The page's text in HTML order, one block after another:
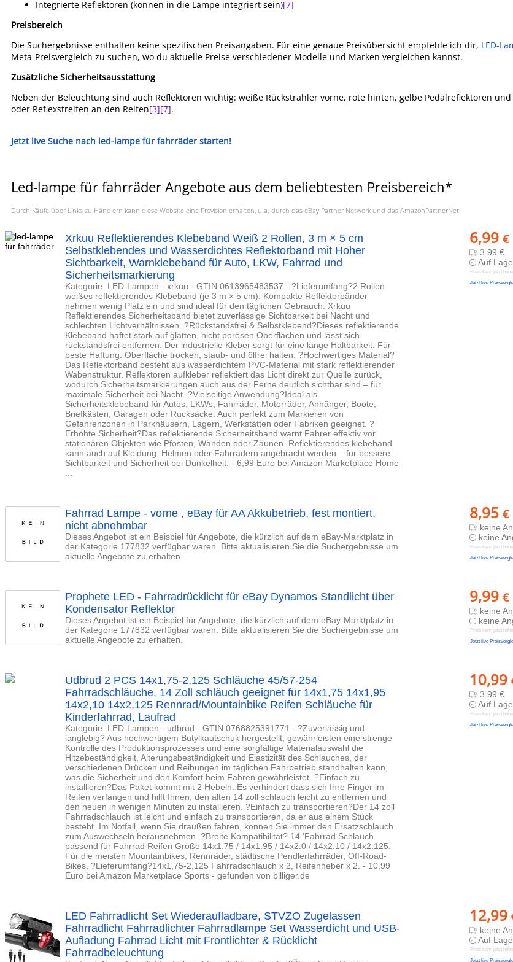
Integrierte Reflektoren (können in die Lampe integriert sein)[7]
Preisbereich
Die Suchergebnisse enthalten keine spezifischen Preisangaben. Für eine genaue Preisübersicht empfehle ich dir, LED-
Meta-Preisvergleich zu suchen, wo du aktuelle Preise verschiedener Modelle und Marken vergleichen kannst.
Zusätzliche Sicherheitsausstattung
Neben der Beleuchtung sind auch Reflektoren wichtig: weiße Rückstrahler vorne, rote hinten, gelbe Pedalreflektoren
oder Reflexstreifen an den Reifen[3][7].
Jetzt live Suche nach led-lampe für fahrräder starten!
Led-lampe für fahrräder Angebote aus dem beliebtesten Preisbereich*
Durch Käufe über Links zu Händlern kann diese Website eine Provision erhalten, u.a. durch das eBay Partner Network und das AmazonPartnerNet
6,99 €
3.99 €
Auf
Preis kann jetzt
Jetzt live
Xrkuu Reflektierendes Klebeband Weiß 2 Rollen, 3 m × 5 cm
Selbstklebendes und Wasserdichtes Reflektorband mit Hoher
Sichtbarkeit, Warnklebeband für Auto, LKW, Fahrrad und
Sicherheitsmarkierung
Kategorie: LED-Lampen - xrkuu - GTIN:0613965483537 - ?Lieferumfang?2 Rollen
weißes reflektierendes Klebeband (je 3 m × 5 cm). Kompakte Reflektorbänder
nehmen wenig Platz ein und sind ideal für den täglichen Gebrauch. Xrkuu
Reflektierendes Sicherheitsband bietet zuverlässige Sichtbarkeit bei Nacht und
schlechten Lichtverhältnissen. ?Rückstandsfrei & Selbstklebend?Dieses reflektierende
Klebeband haftet stark auf glatten, nicht porösen Oberflächen und lässt sich
rückstandsfrei entfernen. Der industrielle Kleber sorgt für eine lange Haltbarkeit. Für
beste Haftung: Oberfläche trocken, staub- und ölfrei halten. ?Hochwertiges Material?
Das Reflektorband besteht aus wasserdichtem PVC-Material mit stark reflektierender
Wabenstruktur. Reflektoren aufkleber reflektiert das Licht direkt zur Quelle zurück,
wodurch Sicherheitsmarkierungen auch aus der Ferne deutlich sichtbar sind – für
maximale Sicherheit bei Nacht. ?Vielseitige Anwendung?Ideal als
Sicherheitsklebeband für Autos, LKWs, Fahrräder, Motorräder, Anhänger, Boote,
Briefkästen, Garagen oder Rucksäcke. Auch perfekt zum Markieren von
Gefahrenzonen in Parkhäusern, Lagern, Werkstätten oder Fabriken geeignet. ?
Erhöhte Sicherheit?Das reflektierende Sicherheitsband warnt Fahrer effektiv vor
stationären Objekten wie Pfosten, Wänden oder Zäunen. Reflektierendes klebeband
kann auch auf Kleidung, Helmen oder Fahrrädern angebracht werden – für bessere
Sichtbarkeit und Sicherheit bei Dunkelheit. - 6,99 Euro bei Amazon Marketplace Home
8,95 €
keine
keine
Preis kann jetzt
Jetzt live
Fahrrad Lampe - vorne , eBay für AA Akkubetrieb, fest montiert,
nicht abnehmbar
Dieses Angebot ist ein Beispiel für Angebote, die kürzlich auf dem eBay-Marktplatz in
der Kategorie 177832 verfügbar waren. Bitte aktualisieren Sie die Suchergebnisse um
aktuelle Angebote zu erhalten.
9,99 €
keine
keine
Preis kann jetzt
Jetzt live
Prophete LED - Fahrradrücklicht für eBay Dynamos Standlicht über
Kondensator Reflektor
Dieses Angebot ist ein Beispiel für Angebote, die kürzlich auf dem eBay-Marktplatz in
der Kategorie 177832 verfügbar waren. Bitte aktualisieren Sie die Suchergebnisse um
aktuelle Angebote zu erhalten.
10,99
3.99 €
Auf
Preis kann jetzt
Jetzt live
Udbrud 2 PCS 14x1,75-2,125 Schläuche 45/57-254
Fahrradschläuche, 14 Zoll schläuch geeignet für 14x1,75 14x1,95
14x2,10 14x2,125 Rennrad/Mountainbike Reifen Schläuche für
Kinderfahrrad, Laufrad
Kategorie: LED-Lampen - udbrud - GTIN:0768825391771 - ?Zuverlässig und
langlebig? Aus hochwertigem Butylkautschuk hergestellt, gewährleisten eine strenge
Kontrolle des Produktionsprozesses und eine sorgfältige Materialauswahl die
Hitzebeständigkeit, Alterungsbeständigkeit und Elastizität des Schlauches, der
verschiedenen Drücken und Reibungen im täglichen Fahrbetrieb standhalten kann,
was die Sicherheit und den Komfort beim Fahren gewährleistet. ?Einfach zu
installieren?Das Paket kommt mit 2 Hebeln. Es verhindert dass sich Ihre Finger im
Reifen verfangen und hilft Ihnen, den alten 14 zoll schlauch leicht zu entfernen und
den neuen in wenigen Minuten zu installieren. ?Einfach zu transportieren?Der 14 zoll
Fahrradschlauch ist leicht und einfach zu transportieren, da er aus einem Stück
besteht. Im Notfall, wenn Sie draußen fahren, können Sie immer den Ersatzschlauch
zum Auswechseln herausnehmen. ?Breite Kompatibilität? 14 'Fahrrad Schlauch
passend für Fahrrad Reifen Größe 14x1.75 / 14x1.95 / 14x2.0 / 14x2.10 / 14x2.125.
Für die meisten Mountainbikes, Rennräder, städtische Pendlerfahrräder, Off-Road-
Bikes. ?Lieferumfang?14x1,75-2,125 Fahrradschlauch x 2, Reifenheber x 2. - 10,99
Euro bei Amazon Marketplace Sports - gefunden von billiger.de
12,99
keine
Auf
Preis kann jetzt
Jetzt live
LED Fahrradlicht Set Wiederaufladbare, STVZO Zugelassen
Fahrradlicht Fahrradlichter Fahrradlampe Set Wasserdicht und USB-
Aufladung Fahrrad Licht mit Frontlichter & Rücklicht
Fahrradbeleuchtung